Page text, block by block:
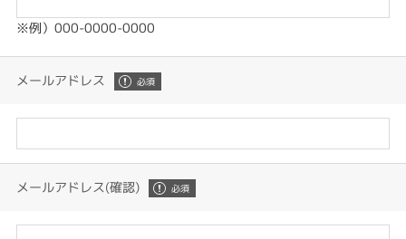
※例）000-0000-0000
メールアドレス
メールアドレス(確認)